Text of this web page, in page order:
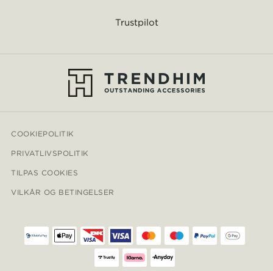
Trustpilot
COOKIEPOLITIK
PRIVATLIVSPOLITIK
TILPAS COOKIES
VILKÅR OG BETINGELSER